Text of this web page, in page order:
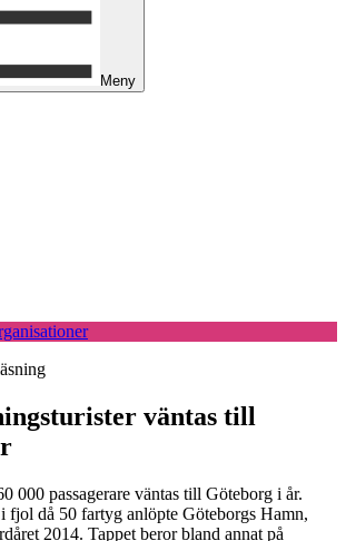
Meny
väntas till
000 passagerare väntas till Göteborg i år.
fjol då 50 fartyg anlöpte Göteborgs Hamn,
2014. Tappet beror bland annat på